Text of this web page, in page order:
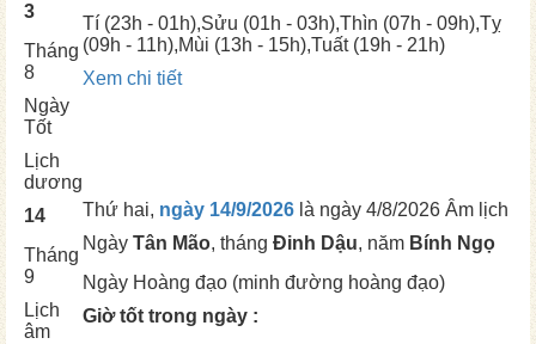
3
Tháng
8
Ngày
Tốt
Tí (23h - 01h),Sửu (01h - 03h),Thìn (07h - 09h),Tỵ
(09h - 11h),Mùi (13h - 15h),Tuất(19h - 21h)
Xem chi tiết
Lịch
dương
14
Tháng
9
Lịch
âm
Thứ hai, ngày 14/9/2026 là ngày 4/8/2026 Âm lịch
Ngày Tân Mão, tháng Đinh Dậu, năm Bính Ngọ
Ngày Hoàng đạo (minh đường hoàng đạo)
Giờ tốt trong ngày :